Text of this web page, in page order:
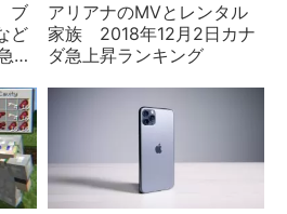
ブ
ど
上
アリアナのMVとレンタル
家族 2018年12月2日カナ
ダ急上昇ランキング